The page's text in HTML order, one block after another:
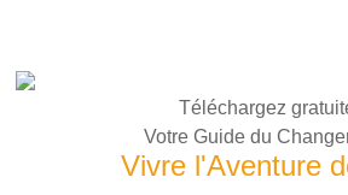
Téléchargez
Votre Guide du
Vivre l'Aventure